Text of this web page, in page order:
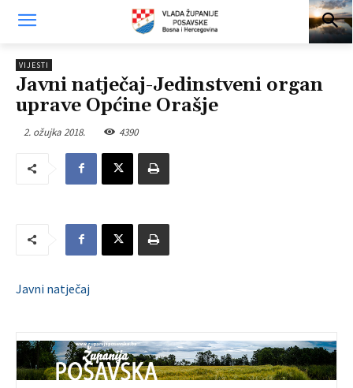
VIJESTI
Javni natječaj-Jedinstveni organ
uprave Općine Orašje
2. ožujka 2018. 4390
Javni natječaj